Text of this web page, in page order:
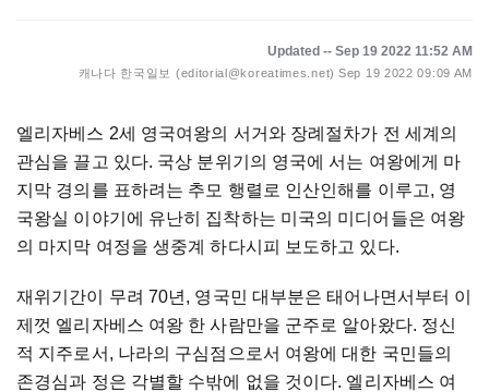
Updated -- Sep 19 2022 11:52 AM
캐나다 한국일보 (editorial@koreatimes.net) Sep 19 2022 09:09 AM
엘리자베스 2세 영국여왕의 서거와 장례절차가 전 세계의
관심을 끌고 있다. 국상 분위기의 영국에 서는 여왕에게 마
지막 경의를 표하려는 추모 행렬로 인산인해를 이루고, 영
국왕실 이야기에 유난히 집착하는 미국의 미디어들은 여왕
의 마지막 여정을 생중계 하다시피 보도하고 있다.
재위기간이 무려 70년, 영국민 대부분은 태어나면서부터 이
제껏 엘리자베스 여왕 한 사람만을 군주로 알아왔다. 정신
적 지주로서, 나라의 구심점으로서 여왕에 대한 국민들의
존경심과 정은 각별할 수밖에 없을 것이다. 엘리자베스 여